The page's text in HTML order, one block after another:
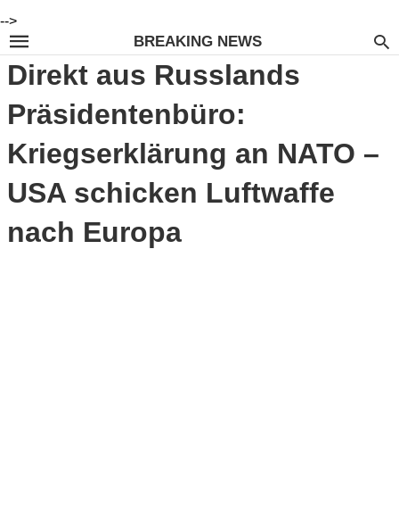
-->
BREAKING NEWS
Direkt aus Russlands
Präsidentenbüro:
Kriegserklärung an NATO –
USA schicken Luftwaffe
nach Europa